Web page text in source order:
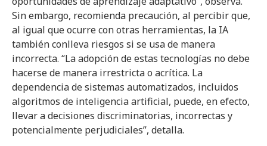
Sin embargo, recomienda precaución, al percibir que,
al igual que ocurre con otras herramientas, la IA
también conlleva riesgos si se usa de manera
incorrecta. “La adopción de estas tecnologías no debe
hacerse de manera irrestricta o acrítica. La
dependencia de sistemas automatizados, incluidos
algoritmos de inteligencia artificial, puede, en efecto,
llevar a decisiones discriminatorias, incorrectas y
potencialmente perjudiciales”, detalla.